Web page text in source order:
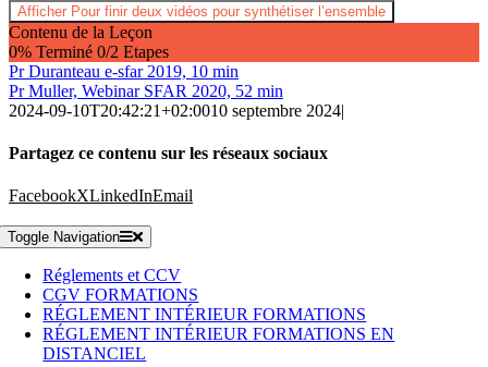
Afficher Pour finir deux vidéos pour synthétiser l’ensemble
Contenu de la Leçon
0% Terminé 0/2 Etapes
Pr Duranteau e-sfar 2019, 10 min
Pr Muller, Webinar SFAR 2020, 52 min
2024-09-10T20:42:21+02:0010 septembre 2024|
Partagez ce contenu sur les réseaux sociaux
FacebookXLinkedInEmail
Toggle Navigation
Réglements et CCV
CGV FORMATIONS
RÉGLEMENT INTÉRIEUR FORMATIONS
RÉGLEMENT INTÉRIEUR FORMATIONS EN
DISTANCIEL